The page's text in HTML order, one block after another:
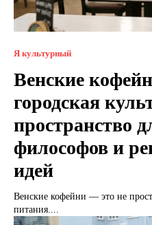
Я культурный
Венские
городская
пространство
философов и
идей
Венские кофейни — это не
питания....